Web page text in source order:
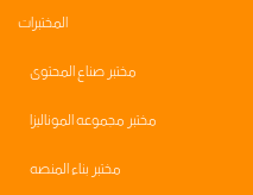
المختبرات
مختبر صناع المحتوى
مختبر مجموعه الموناليزا
مختبر بناء المنصه